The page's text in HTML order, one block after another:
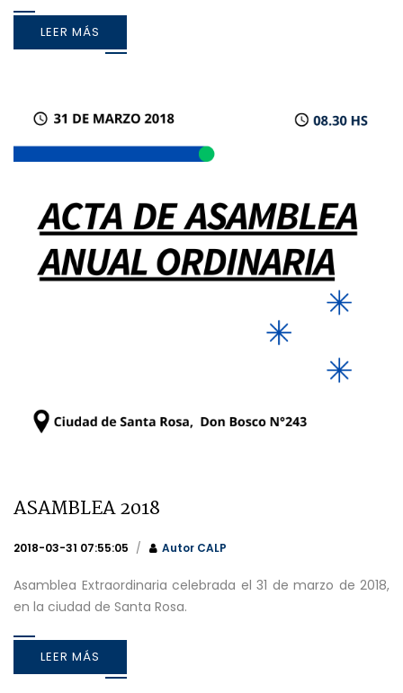
LEER MÁS
ASAMBLEA 2018
2018-03-31 07:55:05 Autor CALP
Asamblea Extraordinaria celebrada el 31 de marzo de 2018,
en la ciudad de Santa Rosa.
LEER MÁS